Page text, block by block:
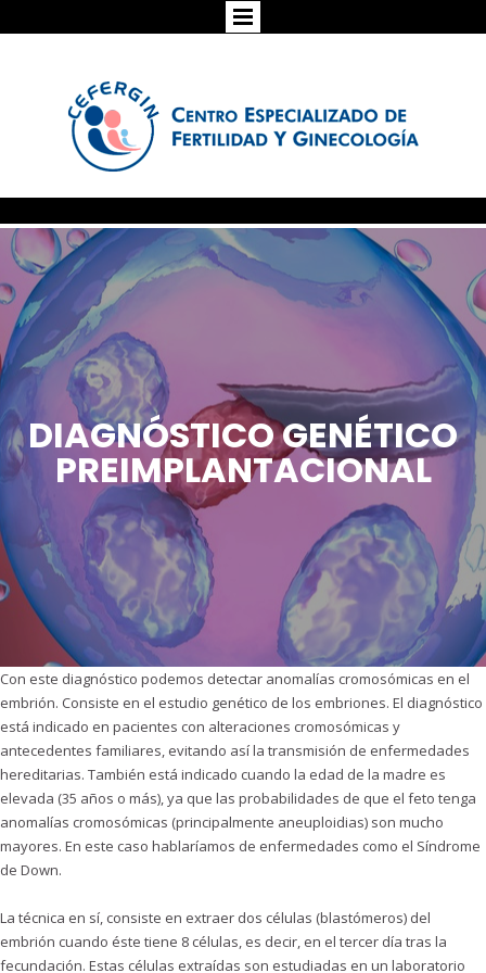
DIAGNÓSTICO GENÉTICO
PREIMPLANTACIONAL
Con este diagnóstico podemos detectar anomalías cromosómicas en el
embrión. Consiste en el estudio genético de los embriones. El diagnóstico
está indicado en pacientes con alteraciones cromosómicas y
antecedentes familiares, evitando así la transmisión de enfermedades
hereditarias. También está indicado cuando la edad de la madre es
elevada (35 años o más), ya que las probabilidades de que el feto tenga
anomalías cromosómicas (principalmente aneuploidias) son mucho
mayores. En este caso hablaríamos de enfermedades como el Síndrome
de Down.
La técnica en sí, consiste en extraer dos células (blastómeros) del
embrión cuando éste tiene 8 células, es decir, en el tercer día tras la
fecundación. Estas células extraídas son estudiadas en un laboratorio